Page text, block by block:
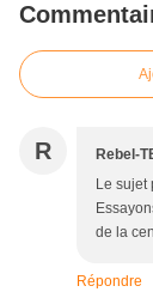
R Rebel-
Le sujet
de la
Répondre